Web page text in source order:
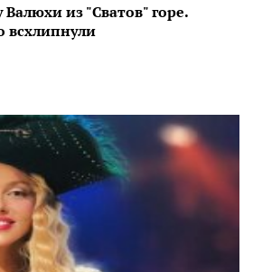
Валюхи из "Сватов" горе.
всхлипнули